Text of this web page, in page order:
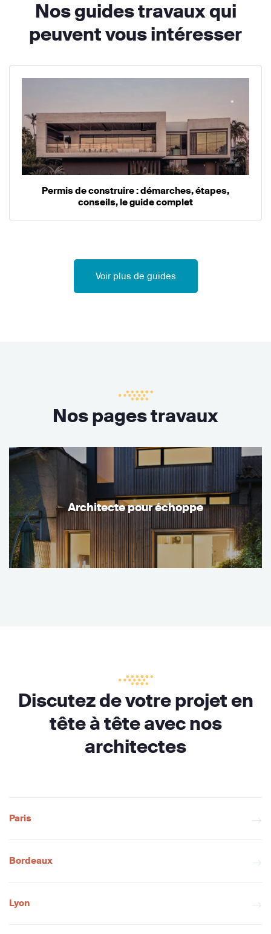
Nos guides travaux qui
peuvent vous intéresser
Permis de construire : démarches, étapes,
conseils, le guide complet
Voir plus de guides
Nos pages travaux
Architecte pour échoppe
Discutez de votre projet en
tête à tête avec nos
architectes
Paris
Bordeaux
Lyon